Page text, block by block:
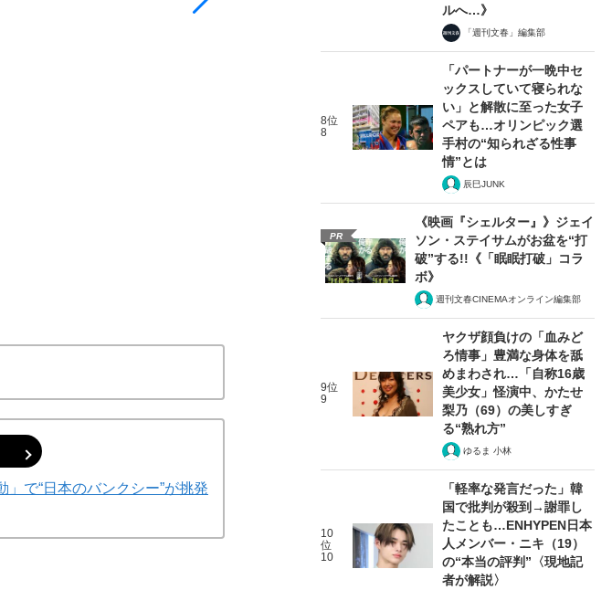
で“日本のバンクシー”が挑発
ルへ…》
「週刊文春」編集部
8位
8
「パートナーが一晩中セ
ックスしていて寝られな
い」と解散に至った女子
ペアも…オリンピック選
手村の“知られざる性事
情”とは
辰巳JUNK
PR
《映画『シェルター』》ジェイ
ソン・ステイサムがお盆を“打
破”する!!《「眠眠打破」コラ
ボ》
週刊文春CINEMAオンライン編集部
9位
9
ヤクザ顔負けの「血みど
ろ情事」豊満な身体を舐
めまわされ…「自称16歳
美少女」怪演中、かたせ
梨乃（69）の美しすぎ
る“熟れ方”
ゆるま 小林
10
位
10
「軽率な発言だった」韓
国で批判が殺到→謝罪し
たことも…ENHYPEN日本
人メンバー・ニキ（19）
の“本当の評判”〈現地記
者が解説〉